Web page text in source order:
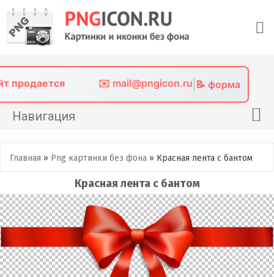
content
продается ✉️ mail@pngicon.ru 📝 форма
Навигация
Png иконки
Картинки без фона
Фото без фона
Главная » Png картинки без фона » Красная лента с бантом
Красная лента с бантом